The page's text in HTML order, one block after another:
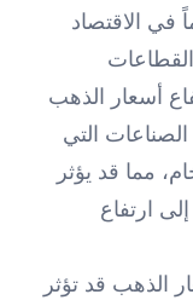
في الاقتصاد
أسعار الذهب
التي
مما قد يؤثر
ارتفاع
الذهب قد تؤثر